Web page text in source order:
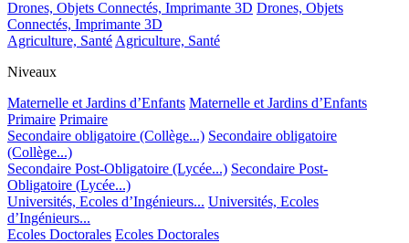
Drones, Objets Connectés, Imprimante 3D Drones, Objets
Connectés, Imprimante 3D
Agriculture, Santé Agriculture, Santé
Niveaux
Maternelle et Jardins d’Enfants Maternelle et Jardins d’Enfants
Primaire Primaire
Secondaire obligatoire (Collège...) Secondaire obligatoire
(Collège...)
Secondaire Post-Obligatoire (Lycée...) Secondaire Post-
Obligatoire (Lycée...)
Universités, Ecoles d’Ingénieurs... Universités, Ecoles
d’Ingénieurs...
Ecoles Doctorales Ecoles Doctorales